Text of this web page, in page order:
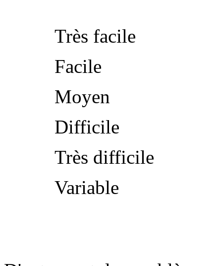
Très facile
Facile
Moyen
Difficile
Très difficile
Variable